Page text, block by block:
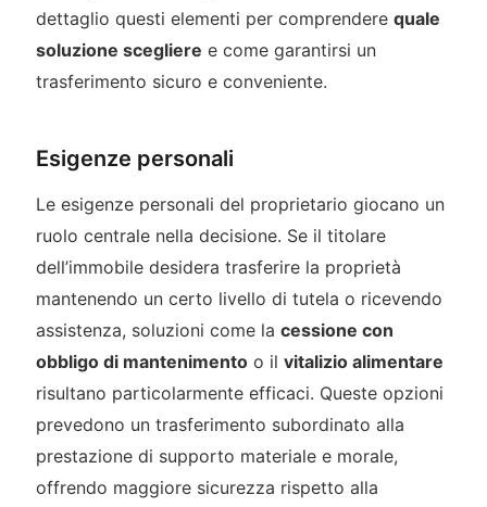
dettaglio questi elementi per comprendere quale
soluzione scegliere e come garantirsi un
trasferimento sicuro e conveniente.
Esigenze personali
Le esigenze personali del proprietario giocano un
ruolo centrale nella decisione. Se il titolare
dell’immobile desidera trasferire la proprietà
mantenendo un certo livello di tutela o ricevendo
assistenza, soluzioni come la cessione con
obbligo di mantenimentoo il vitalizio alimentare
risultano particolarmente efficaci. Queste opzioni
prevedono un trasferimento subordinato alla
prestazione di supporto materiale e morale,
offrendo maggiore sicurezza rispetto alla